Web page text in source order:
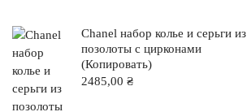
Chanel набор колье и серьги из
позолоты с цирконами
(Копировать)
2485,00 ₴